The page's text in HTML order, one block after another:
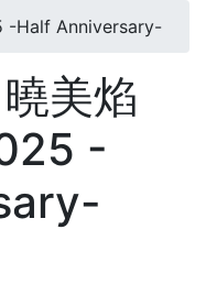
-Half Anniversary-
美焰
-